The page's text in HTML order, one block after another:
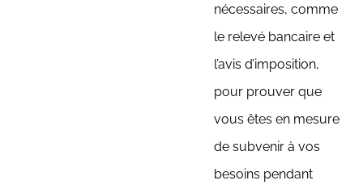
nécessaires, comme
le relevé bancaire et
l’avis d’imposition,
pour prouver que
vous êtes en mesure
de subvenir à vos
besoins pendant